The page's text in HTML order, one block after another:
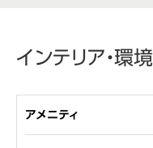
インテリア・環境
アメニティ